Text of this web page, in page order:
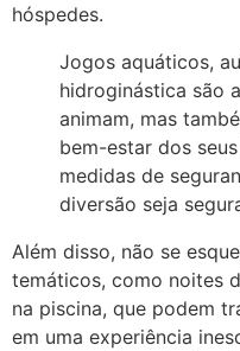
hóspedes.
Jogos aquáticos,
hidroginástica são
animam, mas
bem-estar dos
medidas de
diversão seja
Além disso, não se
temáticos, como noites
na piscina, que podem
em uma experiência